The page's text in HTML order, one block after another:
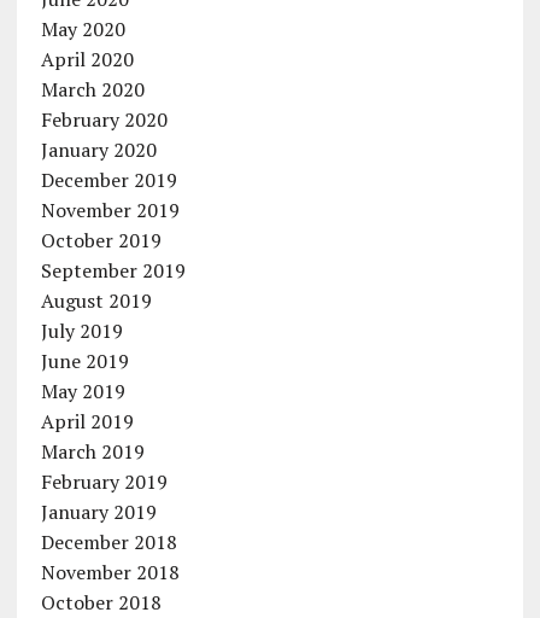
May 2020
April 2020
March 2020
February 2020
January 2020
December 2019
November 2019
October 2019
September 2019
August 2019
July 2019
June 2019
May 2019
April 2019
March 2019
February 2019
January 2019
December 2018
November 2018
October 2018